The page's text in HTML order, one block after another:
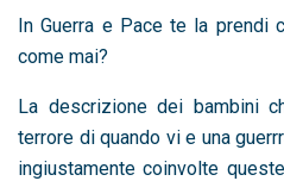
In Guerra e Pace te la prendi
come mai?
La descrizione dei bambini
terrore di quando vi e una
ingiustamente coinvolte